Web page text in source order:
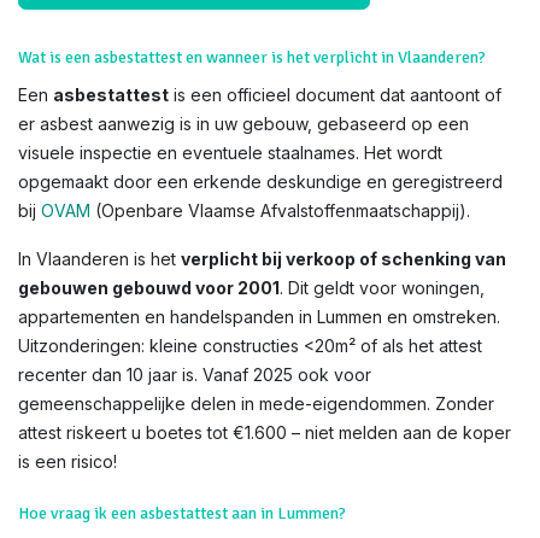
Wat is een asbestattest en wanneer is het verplicht in Vlaanderen?
Een asbestattest is een officieel document dat aantoont of
er asbest aanwezig is in uw gebouw, gebaseerd op een
visuele inspectie en eventuele staalnames. Het wordt
opgemaakt door een erkende deskundige en geregistreerd
bij OVAM (Openbare Vlaamse Afvalstoffenmaatschappij).
In Vlaanderen is het verplicht bij verkoop of schenking van
gebouwen gebouwd voor 2001. Dit geldt voor woningen,
appartementen en handelspanden in Lummen en omstreken.
Uitzonderingen: kleine constructies <20m² of als het attest
recenter dan 10 jaar is. Vanaf 2025 ook voor
gemeenschappelijke delen in mede-eigendommen. Zonder
attest riskeert u boetes tot €1.600 – niet melden aan de koper
is een risico!​
Hoe vraag ik een asbestattest aan in Lummen?